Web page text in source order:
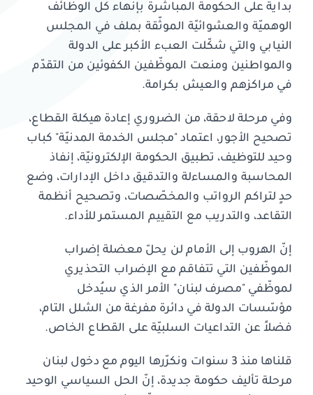
بدايةً على الحكومة المباشرة بإنهاء كل الوظائف
الوهميّة والعشوائيّة الموثّقة بملف في المجلس
النيابي والتي شكّلت العبء الأكبر على الدولة
والمواطنين ومنعت الموظّفين الكفوئين من التقدّم
في مراكزهم والعيش بكرامة.
وفي مرحلة لاحقة، من الضروري إعادة هيكلة القطاع،
تصحيح الأجور، اعتماد "مجلس الخدمة المدنيّة" كباب
وحيد للتوظيف، تطبيق الحكومة الإلكترونيّة، إنفاذ
المحاسبة والمساءلة والتدقيق داخل الإدارات، وضع
حدٍ لتراكم الرواتب والمخصّصات، وتصحيح أنظمة
التقاعد، والتدريب مع التقييم المستمر للأداء.
إنّ الهروب إلى الأمام لن يحلّ معضلة إضراب
الموظّفين التي تتفاقم مع الإضراب التحذيري
لموظّفي "مصرف لبنان" الأمر الذي سيُدخل
مؤسّسات الدولة في دائرة مفرغة من الشلل التام،
فضلاً عن التداعيات السلبيّة على القطاع الخاص.
قلناها منذ 3 سنوات ونكرّرها اليوم مع دخول لبنان
مرحلة تأليف حكومة جديدة، إنّ الحل السياسي الوحيد